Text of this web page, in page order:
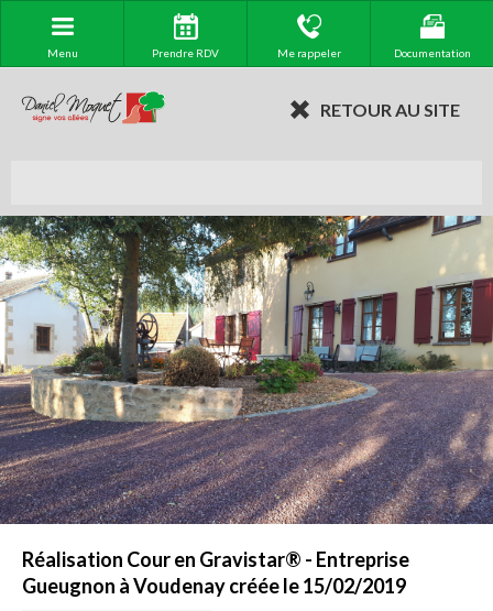
Menu Prendre RDV Me rappeler Documentation
RETOUR AU SITE
Réalisation Cour en Gravistar® - Entreprise
Gueugnon à Voudenay créée le 15/02/2019